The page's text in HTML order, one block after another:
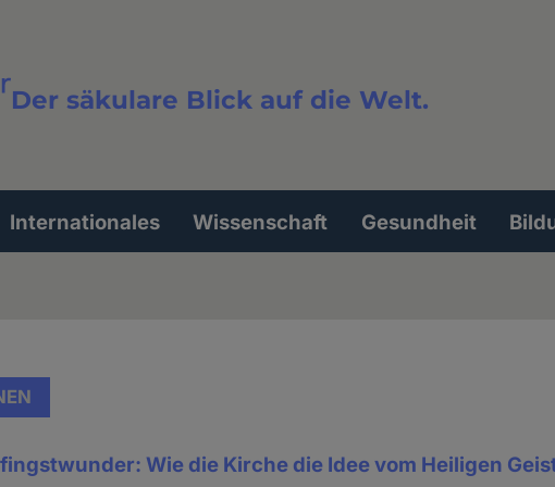
Der säkulare Blick auf die Welt.
Volltextsuche
Internationales Wissenschaft Gesundheit
Wie die Kirche die Idee vom Heiligen